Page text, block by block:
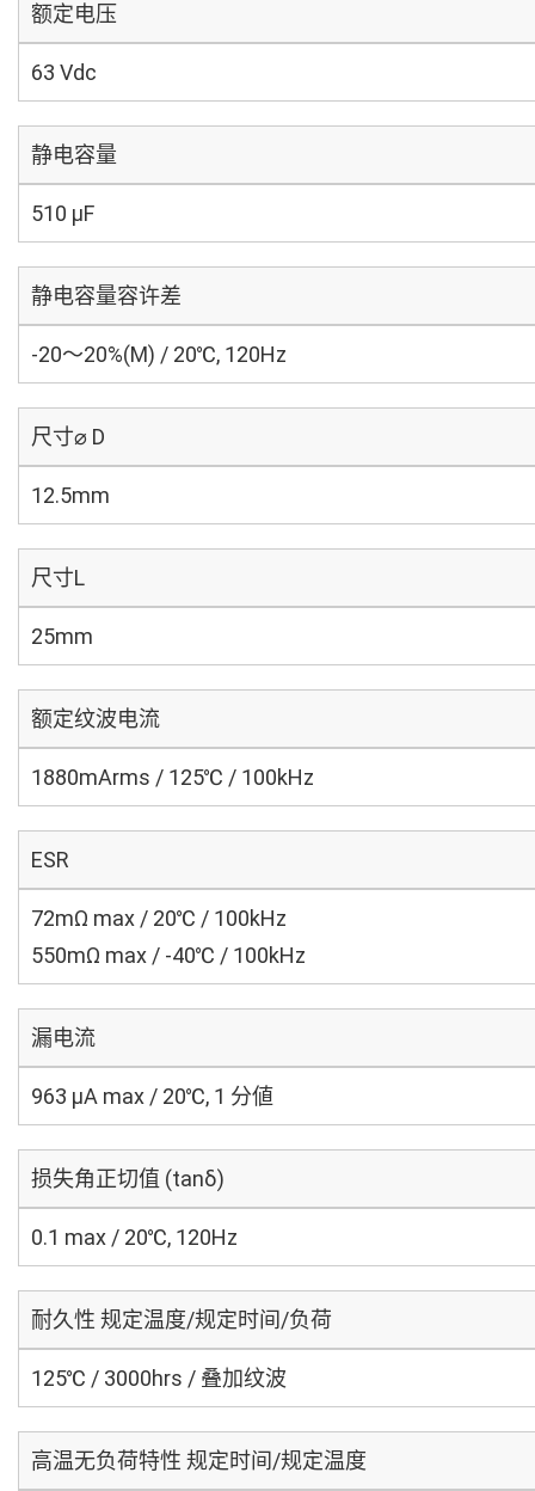
额定电压
63 Vdc
静电容量
510 µF
静电容量容许差
-20～20%(M) / 20℃, 120Hz
尺寸⌀ D
12.5mm
尺寸L
25mm
额定纹波电流
1880mArms / 125℃ / 100kHz
ESR
72mΩ max / 20℃ / 100kHz
550mΩ max / -40℃ / 100kHz
漏电流
963 μA max / 20℃, 1 分値
损失角正切值 (tanδ)
0.1 max / 20℃, 120Hz
耐久性 规定温度/规定时间/负荷
125℃ / 3000hrs / 叠加纹波
高温无负荷特性 规定时间/规定温度